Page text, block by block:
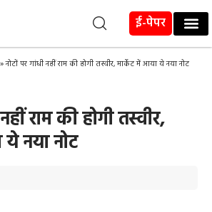
ई-पेपर
नोटों पर गांधी नहीं राम की होगी तस्वीर, मार्केट में आया ये नया नोट
राम की होगी तस्वीर,
नया नोट